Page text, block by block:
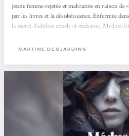
jeune femme rejetée et maltraitée en raison de
par les livres et la désobéissance. Enfermée
la merci d’adultes cruels et malsains, Méduse
flirte avec l’horreur, Martine Desjardins nous
MARTINE DESJARDINS